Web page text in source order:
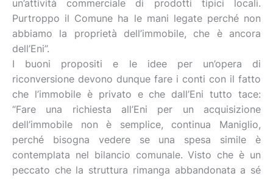
un’attività commerciale di prodotti tipici locali.
Purtroppo il Comune ha le mani legate perché non
abbiamo la proprietà dell’immobile, che è ancora
dell’Eni”.
I buoni propositi e le idee per un’opera di
riconversione devono dunque fare i conti con il fatto
che l’immobile è privato e che dall’Eni tutto tace:
“Fare una richiesta all’Eni per un acquisizione
dell’immobile non è semplice, continua Maniglio,
perché bisogna vedere se una spesa simile è
contemplata nel bilancio comunale. Visto che è un
peccato che la struttura rimanga abbandonata a sé